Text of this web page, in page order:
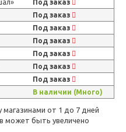
Под заказ
Под заказ
Под заказ
Под заказ
Под заказ
Под заказ
Под заказ
В наличии (Много)
от 1 до 7 дней
может быть увеличено